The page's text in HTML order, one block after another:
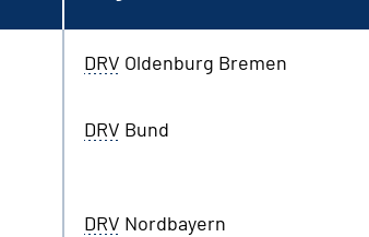
DRV Oldenburg Bremen
DRV Bund
DRV Nordbayern